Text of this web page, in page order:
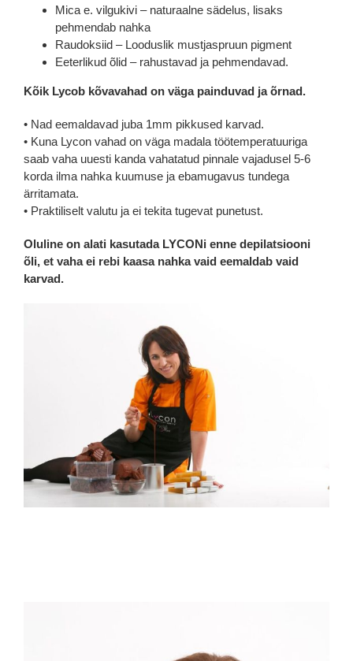
Mica e. vilgukivi – naturaalne sädelus, lisaks
pehmendab nahka
Raudoksiid – Looduslik mustjaspruun pigment
Eeterlikud õlid – rahustavad ja pehmendavad.
Kõik Lycob kõvavahad on väga painduvad ja õrnad.
• Nad eemaldavad juba 1mm pikkused karvad.
• Kuna Lycon vahad on väga madala töötemperatuuriga
saab vaha uuesti kanda vahatatud pinnale vajadusel 5-6
korda ilma nahka kuumuse ja ebamugavus tundega
ärritamata.
• Praktiliselt valutu ja ei tekita tugevat punetust.
Oluline on alati kasutada LYCONi enne depilatsiooni
õli, et vaha ei rebi kaasa nahka vaid eemaldab vaid
karvad.